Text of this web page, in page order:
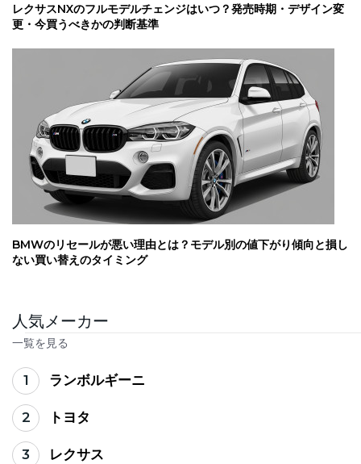
レクサスNXのフルモデルチェンジはいつ？発売時期・デザイン変
更・今買うべきかの判断基準
BMWのリセールが悪い理由とは？モデル別の値下がり傾向と損し
ない買い替えのタイミング
人気メーカー
一覧を見る
1 ランボルギーニ
2 トヨタ
3 レクサス